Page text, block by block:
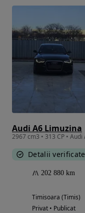
Audi A6 Limuzina
Detalii verificate
202 880 km
Timisoara (Timis)
Privat • Publicat